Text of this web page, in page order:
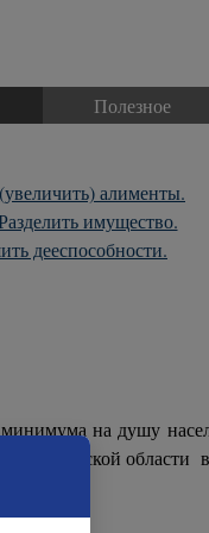
▼
Полезное
алименты.
имущество.
дееспособности.
на душу
Вологодской области